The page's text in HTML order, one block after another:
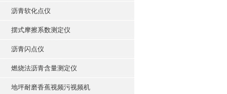
沥青软化点仪
摆式摩擦系数测定仪
沥青闪点仪
燃烧法沥青含量测定仪
地坪耐磨香蕉视频污视频机